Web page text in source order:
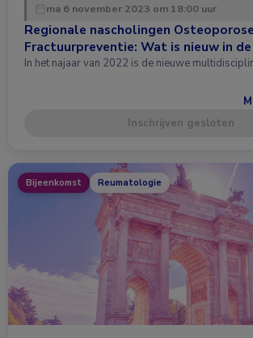
ma 6 november 2023 om 18:00 uur
Regionale nascholingen
Fractuurpreventie: Wat is nieuw in
In het najaar van 2022 is de nieuwe
Inschrijven gesloten
Bijeenkomst Reumatologie